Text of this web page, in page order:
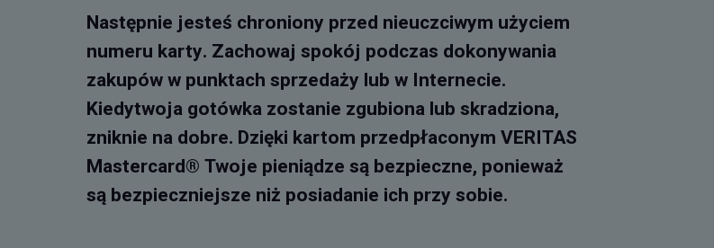
Następnie jesteś chroniony przed nieuczciwym użyciem
numeru karty. Zachowaj spokój podczas dokonywania
zakupów w punktach sprzedaży lub w Internecie.
Kiedytwoja gotówka zostanie zgubiona lub skradziona,
zniknie na dobre. Dzięki kartom przedpłaconym VERITAS
Mastercard® Twoje pieniądze są bezpieczne, ponieważ
są bezpieczniejsze niż posiadanie ich przy sobie.